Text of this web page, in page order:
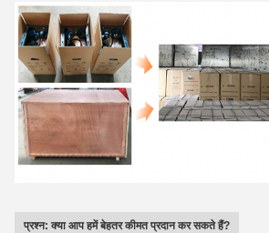
प्रश्न: क्या आप हमें बेहतर कीमत प्रदान कर सकते हैं?